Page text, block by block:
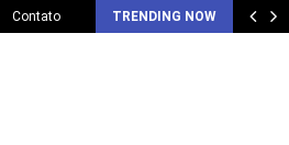
Contato TRENDING NOW